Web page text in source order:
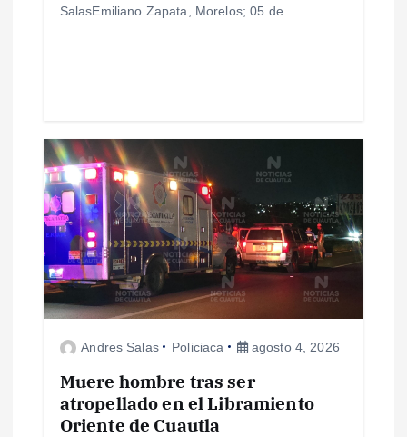
a
s
SalasEmiliano Zapata, Morelos; 05 de…
Andres Salas Policiaca agosto 4, 2026
Muere hombre tras ser
atropellado en el Libramiento
Oriente de Cuautla